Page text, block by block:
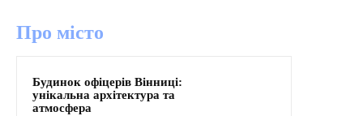
Про місто
Будинок офіцерів Вінниці:
унікальна архітектура та
атмосфера